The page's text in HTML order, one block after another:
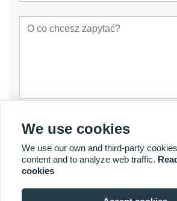
oferta
We use cookies
We use our own and third-party
content and to analyze web traffic.
cookies